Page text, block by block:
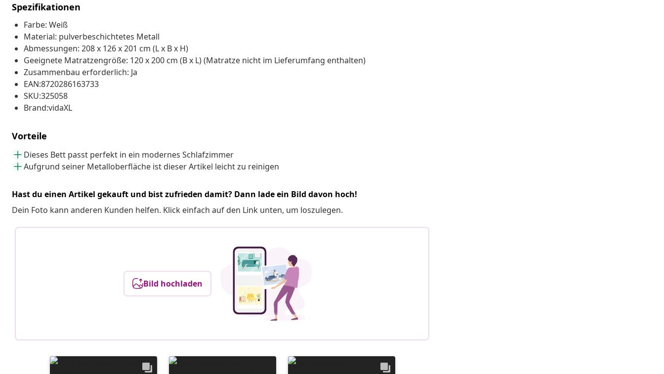
Spezifikationen
Farbe: Weiß
Material: pulverbeschichtetes Metall
Abmessungen: 208 x 126 x 201 cm (L x B x H)
Geeignete Matratzengröße: 120 x 200 cm (B x L) (Matratze nicht im Lieferumfang enthalten)
Zusammenbau erforderlich: Ja
EAN:8720286163733
SKU:325058
Brand:vidaXL
Vorteile
Dieses Bett passt perfekt in ein modernes Schlafzimmer
Aufgrund seiner Metalloberfläche ist dieser Artikel leicht zu reinigen
Hast du einen Artikel gekauft und bist zufrieden damit? Dann lade ein Bild davon hoch!
Dein Foto kann anderen Kunden helfen. Klick einfach auf den Link unten, um loszulegen.
Bild hochladen